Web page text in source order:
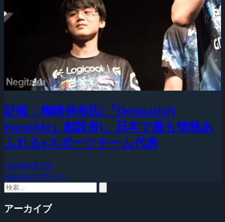
訃報：梅崎伸幸氏(『DetonatioN
FocusMe』創設者)、日本で最も情熱あ
ふれるeスポーツチーム代表
2026年8月3日
esports(eスポーツ)
アーカイブ